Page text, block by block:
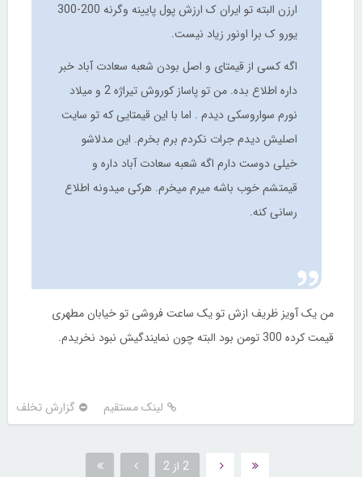
ارزن البته تو ایران ک ارزش پول پایینه وگرنه 200-300
یورو ک برا اونور زیاد نیست.
اگه کسی از قیمتای و اصل بودن شعبه سعادت آباد خبر
داره اطلاع بده. من تو پاساز کوروش تیراژه 2 و میلاد
نورم سواروسکی دیدم . اما با این قیمتایی که تو سایت
اصلیش دیدم جرات نکردم برم بخرم. این مدلاشو
خیلی دوست دارم اگه شعبه سعادت آباد داره و
قیمتشم خوب باشه میرم میخرم. هرکی میدونه اطلاع
رسانی کنه.
من یک آویز ظریف ازش تو یک ساعت فروشی تو خیابان مطهری
قیمت کرده 300 تومن بود البته چون نمایندگیش نبود نخریدم.
لینک مستقیم گزارش تخلف
2 از 2